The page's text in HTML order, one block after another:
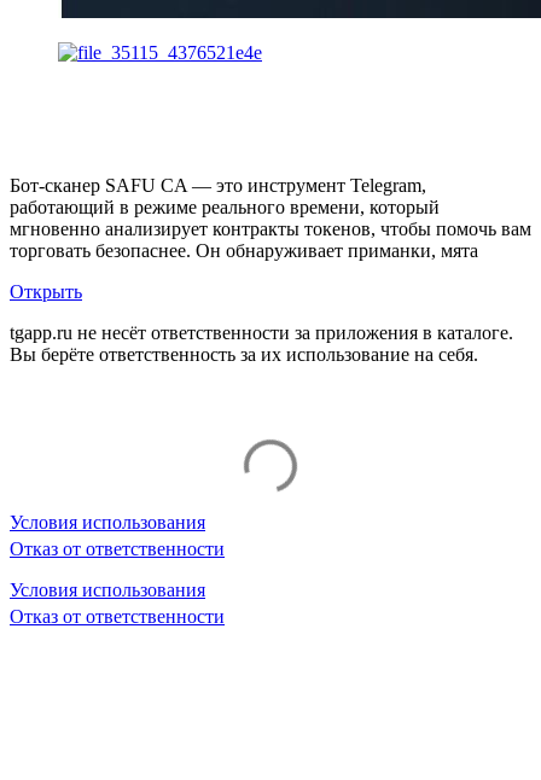
Бот-сканер SAFU CA — это инструмент Telegram,
работающий в режиме реального времени, который
мгновенно анализирует контракты токенов, чтобы помочь вам
торговать безопаснее. Он обнаруживает приманки, мята
Открыть
tgapp.ru не несёт ответственности за приложения в каталоге.
Вы берёте ответственность за их использование на себя.
Условия использования
Отказ от ответственности
Условия использования
Отказ от ответственности